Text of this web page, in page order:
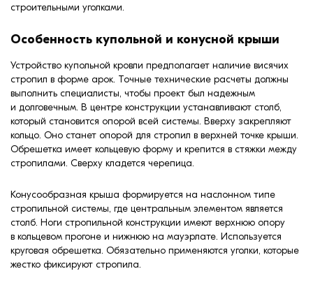
строительными уголками.
Особенность купольной и конусной крыши
Устройство купольной кровли предполагает наличие висячих
стропил в форме арок. Точные технические расчеты должны
выполнить специалисты, чтобы проект был надежным
и долговечным. В центре конструкции устанавливают столб,
который становится опорой всей системы. Вверху закрепляют
кольцо. Оно станет опорой для стропил в верхней точке крыши.
Обрешетка имеет кольцевую форму и крепится в стяжки между
стропилами. Сверху кладется черепица.
Конусообразная крыша формируется на наслонном типе
стропильной системы, где центральным элементом является
столб. Ноги стропильной конструкции имеют верхнюю опору
в кольцевом прогоне и нижнюю на мауэрлате. Используется
круговая обрешетка. Обязательно применяются уголки, которые
жестко фиксируют стропила.